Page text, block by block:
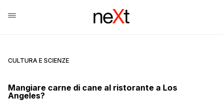
CULTURA E SCIENZE
Mangiare carne di cane al ristorante a Los
Angeles?